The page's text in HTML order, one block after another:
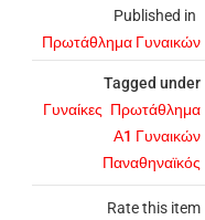
Published in
Πρωτάθλημα Γυναικών
Tagged under
Γυναίκες Πρωτάθλημα
Α1 Γυναικών
Παναθηναϊκός
Rate this item